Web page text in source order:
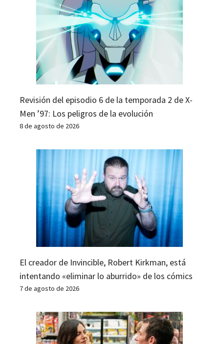
Revisión del episodio 6 de la temporada 2 de X-
Men ’97: Los peligros de la evolución
8 de agosto de 2026
El creador de Invincible, Robert Kirkman, está
intentando «eliminar lo aburrido» de los cómics
7 de agosto de 2026